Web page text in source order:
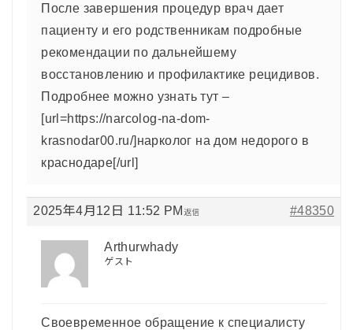
После завершения процедур врач дает
пациенту и его родственникам подробные
рекомендации по дальнейшему
восстановлению и профилактике рецидивов.
Подробнее можно узнать тут –
[url=https://narcolog-na-dom-
krasnodar00.ru/]нарколог на дом недорого в
краснодаре[/url]
2025年4月12日 11:52 PM #48350
返信
Arthurwhady
ゲスト
Своевременное обращение к специалисту